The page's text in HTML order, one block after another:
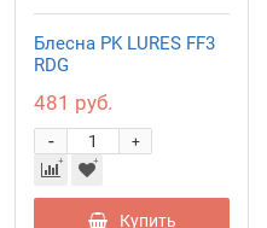
Блесна PK LURES FF3
RDG
481 руб.
+
-
Купить